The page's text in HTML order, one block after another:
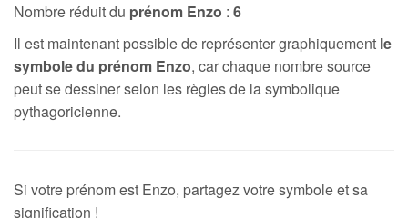
Nombre réduit du prénom Enzo : 6
Il est maintenant possible de représenter graphiquement le
symbole du prénom Enzo, car chaque nombre source
peut se dessiner selon les règles de la symbolique
pythagoricienne.
Si votre prénom est Enzo, partagez votre symbole et sa
signification !